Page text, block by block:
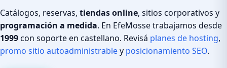
Catálogos, reservas, tiendas online, sitios corporativos y
programación a medida. En EfeMosse trabajamos desde
1999con soporte en castellano. Revisá planes de hosting,
promo sitio autoadministrabley posicionamiento SEO.